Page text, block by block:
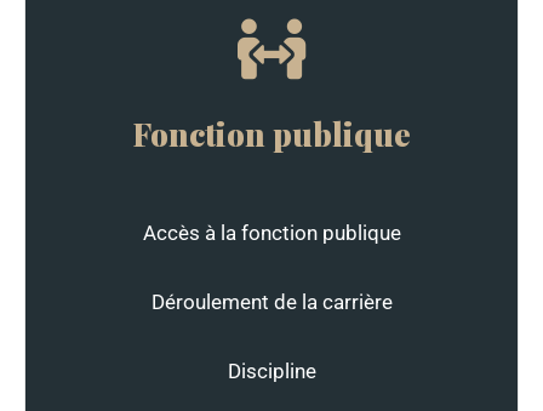
Fonction publique
Accès à la fonction publique
Déroulement de la carrière
Discipline